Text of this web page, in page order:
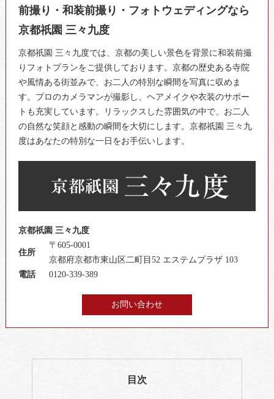
前撮り・和装前撮り・フォトウェディングなら
京都祇園 三々九度
京都祇園 三々九度では、京都の美しい景色を背景に和装前撮
りフォトプランをご提供しております。京都の歴史ある寺院
や風情ある街並みで、お二人の特別な瞬間を写真に収めま
す。プロのカメラマンが撮影し、ヘアメイクや衣装のサポー
トも充実しています。リラックスした雰囲気の中で、お二人
の自然な笑顔と感動の瞬間を大切にします。京都祇園 三々九
度はあなたの特別な一日をお手伝いします。
京都祇園 三々九度
住所
〒605-0001
京都府京都市東山区二町目52 エステムプラザ 103
電話
0120-339-389
お問い合わせ
目次